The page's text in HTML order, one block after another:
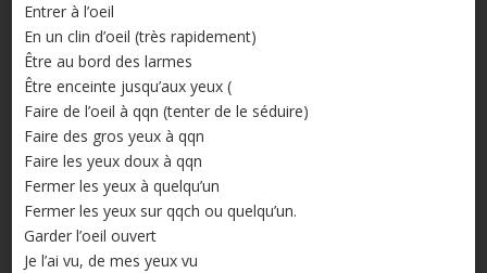
Entrer à l’oeil
En un clin d’oeil (très rapidement)
Être au bord des larmes
Être enceinte jusqu’aux yeux (
Faire de l’oeil à qqn (tenter de le séduire)
Faire des gros yeux à qqn
Faire les yeux doux à qqn
Fermer les yeux à quelqu’un
Fermer les yeux sur qqch ou quelqu’un.
Garder l’oeil ouvert
Je l’ai vu, de mes yeux vu